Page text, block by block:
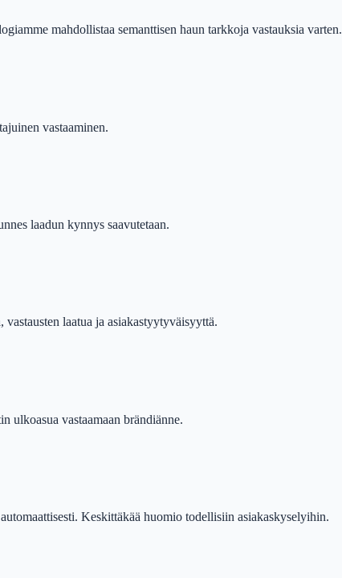
mahdollistaa semanttisen haun tarkkoja vastauksia varten.
vastaaminen.
laadun kynnys saavutetaan.
laatua ja asiakastyytyväisyyttä.
ulkoasua vastaamaan brändiänne.
Keskittäkää huomio todellisiin asiakaskyselyihin.